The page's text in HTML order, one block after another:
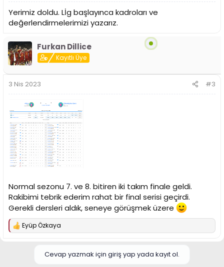
Yerimiz doldu. Lİg başlayınca kadroları ve
değerlendirmelerimizi yazarız.
Furkan Dillice
Kayıtlı Üye
3 Nis 2023 #3
Normal sezonu 7. ve 8. bitiren iki takım finale geldi.
Rakibimi tebrik ederim rahat bir final serisi geçirdi.
Gerekli dersleri aldık, seneye görüşmek üzere
T
Eyüp Özkaya
Cevap yazmak için giriş yap yada kayıt ol.